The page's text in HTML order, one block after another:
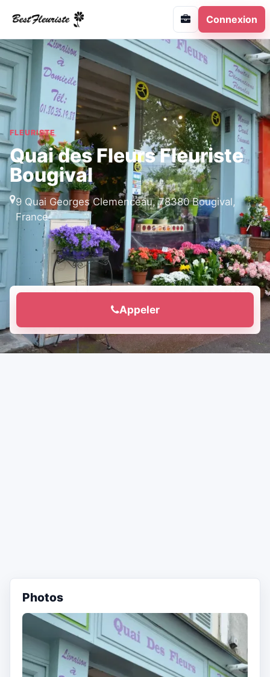
Connexion
FLEURISTE
Quai des Fleurs Fleuriste
Bougival
9 Quai Georges Clemenceau, 78380 Bougival,
France
Appeler
Photos